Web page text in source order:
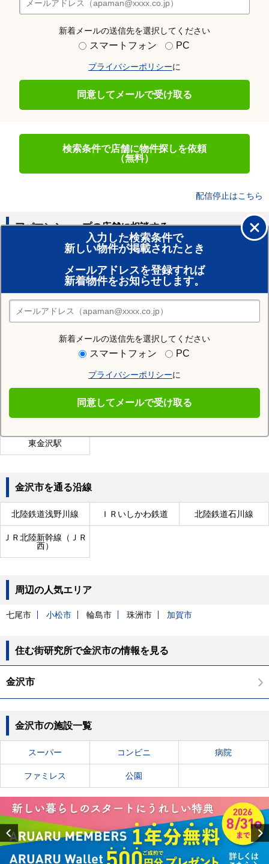
新着メールの送信先を選択してください
スマートフォン PC
プライバシーポリシーに
同意してメールで受け取る
検索条件で店舗に物件探しを依頼
（無料）
配信停止はこちら
入力した検索条件で
新しい物件が掲載されたとき
メールアドレスを登録すれば
新着物件をお知らせします。
新着メールの送信先を選択してください
スマートフォン PC
プライバシーポリシーに
同意してメールで受け取る
アパマンショップの店舗に相談する
賃貸のプロがお部屋探し！
おまかせ物件リクエスト
住みたい街の店舗を探す
店舗検索
金沢駅
北鉄金沢駅 額住宅前駅 三口駅
東金沢駅
金沢市を通る沿線
北陸鉄道浅野川線 ＩＲいしかわ鉄道 北陸鉄道石川線
ＪＲ北陸新幹線（ＪＲ
西）
周辺の人気エリア
七尾市 小松市 輪島市 珠洲市 加賀市
住む街研究所で金沢市の情報を見る
金沢市
金沢市の施設一覧
スーパー コンビニ 病院
ファミレス 公園
Previous